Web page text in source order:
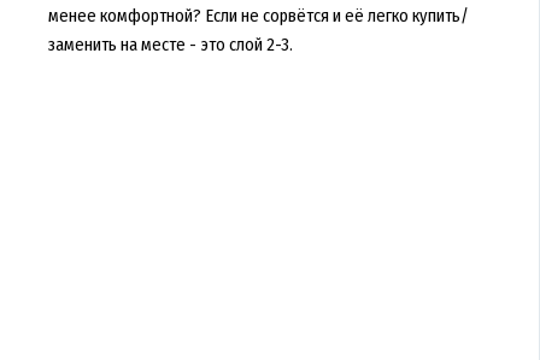
менее комфортной? Если не сорвётся и её легко купить/
заменить на месте - это слой 2-3.